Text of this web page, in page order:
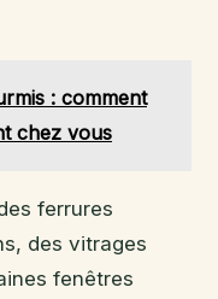
: comment
chez vous
ferrures
des vitrages
fenêtres